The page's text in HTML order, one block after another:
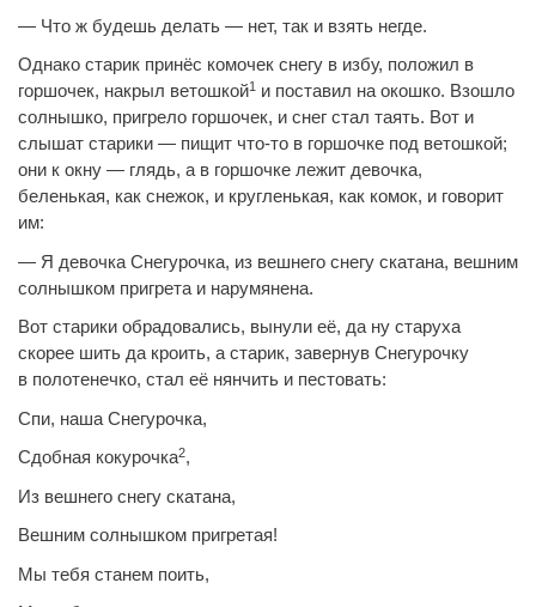
— Что ж будешь делать — нет, так и взять негде.
Однако старик принёс комочек снегу в избу, положил в
горшочек, накрыл ветошкой1 и поставил на окошко. Взошло
солнышко, пригрело горшочек, и снег стал таять. Вот и
слышат старики — пищит что-то в горшочке под ветошкой;
они к окну — глядь, а в горшочке лежит девочка,
беленькая, как снежок, и кругленькая, как комок, и говорит
им:
— Я девочка Снегурочка, из вешнего снегу скатана, вешним
солнышком пригрета и нарумянена.
Вот старики обрадовались, вынули её, да ну старуха
скорее шить да кроить, а старик, завернув Снегурочку
в полотенечко, стал её нянчить и пестовать:
Спи, наша Снегурочка,
Сдобная кокурочка2,
Из вешнего снегу скатана,
Вешним солнышком пригретая!
Мы тебя станем поить,